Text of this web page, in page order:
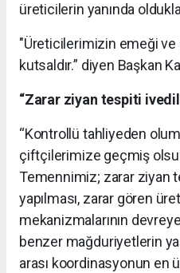
üreticilerin yanında
​"Üreticilerimizin emeği ve
kutsaldır.” diyen Başkan
“Zarar ziyan tespiti
“Kontrollü tahliyeden
çiftçilerimize geçmiş
Temennimiz; zarar ziyan
yapılması, zarar gören
mekanizmalarının
benzer mağduriyetlerin
arası koordinasyonun en